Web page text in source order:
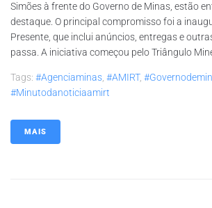
Simões à frente do Governo de Minas, estão
destaque. O principal compromisso foi a
Presente, que inclui anúncios, entregas e
passa. A iniciativa começou pelo Triângulo
Tags: #agenciaminas, #AMIRT,
#minutodanoticiaamirt
MAIS